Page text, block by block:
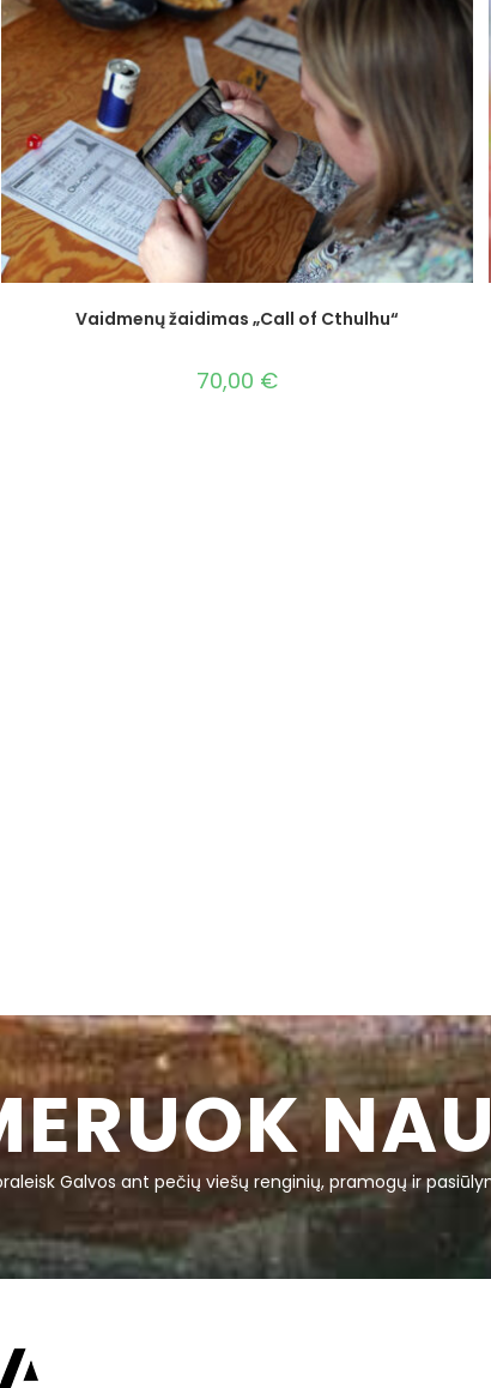
Vaidmenų žaidimas „Call of Cthulhu“
70,00 €
Galvos ant pečių viešų renginių, pramogų ir